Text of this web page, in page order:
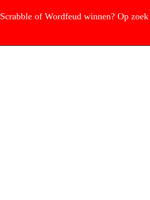
Scrabble of Wordfeud winnen? Op